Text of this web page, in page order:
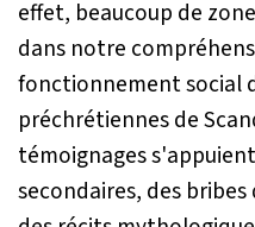
effet, beaucoup de
dans notre
fonctionnement social
préchrétiennes de
témoignages
secondaires, des